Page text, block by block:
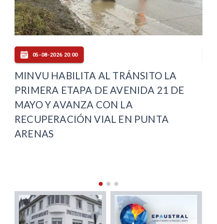
05-08-2026 19:00
PUNTA ARENAS INAUGURA SU
OFICINA LOCAL DE LA NIÑEZ Y
COMPLETA COBERTURA REGIONAL